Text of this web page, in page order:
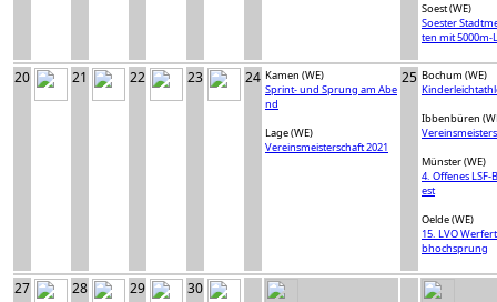
Soest (WE)
Soester
ten mit 5000m-
20 21 22 23 24 Kamen (WE)
Sprint- und Sprung am Abe
nd
Lage (WE)
Vereinsmeisterschaft 2021
25 Bochum (WE)
Ibbenbüren
Münster (WE)
4. Offenes
est
Oelde (WE)
15. LVO
bhochsprung
27 28 29 30